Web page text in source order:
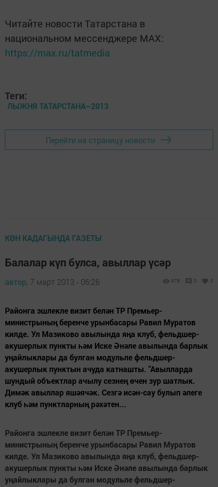
Читайте новости Татарстана в
национальном мессенджере MАХ:
https://max.ru/tatmedia
Теги:
ЛЫЖНЯ ТАТАРСТАНА–2013
Перейти на страницу новости
КӨН КАДАГЫНДА ГАЗЕТЫ
Балалар күп булса, авыллар үсәр
автор, 7 март 2013 - 06:26 978 0 0
Районга эшлекле визит белән ТР Премьер-
министрының беренче урынбасары Равил Муратов
килде. Ул Мазиково авылында яңа клуб, фельдшер-
акушерлык пункты һәм Иске Әнәле авылында барлык
уңайлыклары да булган модульле фельдшер-
акушерлык пунктын ачуда катнашты. "Авылларда
шундый объектлар ачылу сезнең өчен зур шатлык.
Димәк авыллар яшәячәк. Сезгә исән-сау булып әлеге
клуб һәм пунктларның рәхәтен...
Районга эшлекле визит белән ТР Премьер-
министрының беренче урынбасары Равил Муратов
килде. Ул Мазиково авылында яңа клуб, фельдшер-
акушерлык пункты һәм Иске Әнәле авылында барлык
уңайлыклары да булган модульле фельдшер-